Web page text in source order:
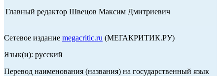
Главный редактор Швецов Максим Дмитриевич
Сетевое издание megacritic.ru (МЕГАКРИТИК.РУ)
Язык(и): русский
Перевод наименования (названия) на государственный язык